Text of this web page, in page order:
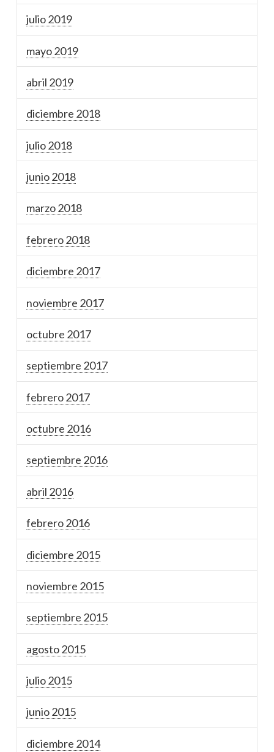
julio 2019
mayo 2019
abril 2019
diciembre 2018
julio 2018
junio 2018
marzo 2018
febrero 2018
diciembre 2017
noviembre 2017
octubre 2017
septiembre 2017
febrero 2017
octubre 2016
septiembre 2016
abril 2016
febrero 2016
diciembre 2015
noviembre 2015
septiembre 2015
agosto 2015
julio 2015
junio 2015
diciembre 2014